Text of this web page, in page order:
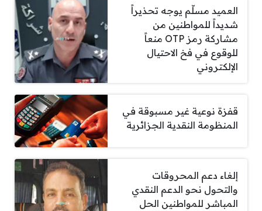
العميد مسلّم يوجه تحذيراً
شديداً للمواطنين من
مشاركة رمز OTP منعاً
للوقوع في فخ الاحتيال
الإلكتروني
قفزة نوعية غير مسبوقة في
المنظومة النقدية الجزائرية
إلغاء دعم المحروقات
والتحول نحو الدعم النقدي
المباشر للمواطنين الحل